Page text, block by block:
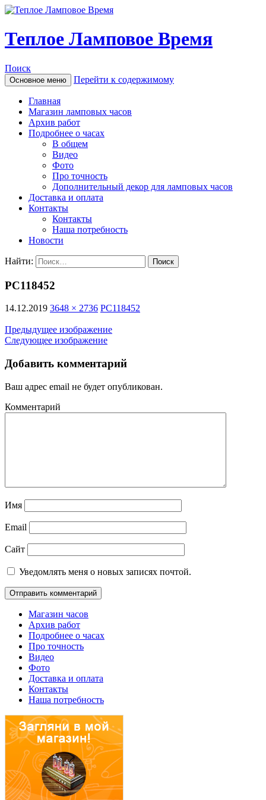
Теплое Ламповое Время
Поиск
Основное меню Перейти к содержимому
Главная
Магазин ламповых часов
Архив работ
Подробнее о часах
В общем
Видео
Фото
Про точность
Дополнительный декор для ламповых часов
Доставка и оплата
Контакты
Контакты
Наша потребность
Новости
Найти:
PC118452
14.12.2019 3648 × 2736 PC118452
Предыдущее изображение
Следующее изображение
Добавить комментарий
Ваш адрес email не будет опубликован.
Комментарий
Имя
Email
Сайт
Уведомлять меня о новых записях почтой.
Магазин часов
Архив работ
Подробнее о часах
Про точность
Видео
Фото
Доставка и оплата
Контакты
Наша потребность